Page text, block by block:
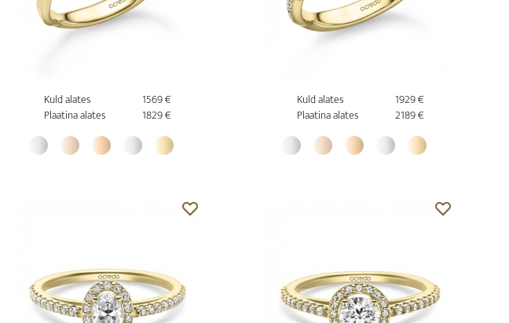
Kuld alates
1569 €
Plaatina alates
1829 €
Kuld alates
1929 €
Plaatina alates
2189 €